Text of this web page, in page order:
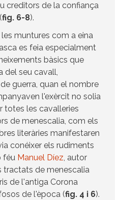
creditors de la confiança
fig. 6-8).
muntures com a eina
es feia especialment
bàsics que
del seu cavall,
guerra, quan el nombre
l'exèrcit no solia
totes les cavalleries
de menescalia, com els
literàries manifestaren
conéixer els rudiments
féu Manuel Díez, autor
tractats de menescalia
de l'antiga Corona
de l'època (fig. 4 i 6).